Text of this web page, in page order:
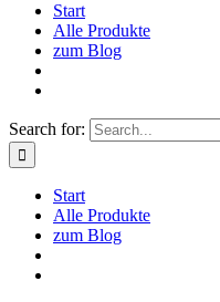
Start
Alle Produkte
zum Blog
Search for:
Start
Alle Produkte
zum Blog